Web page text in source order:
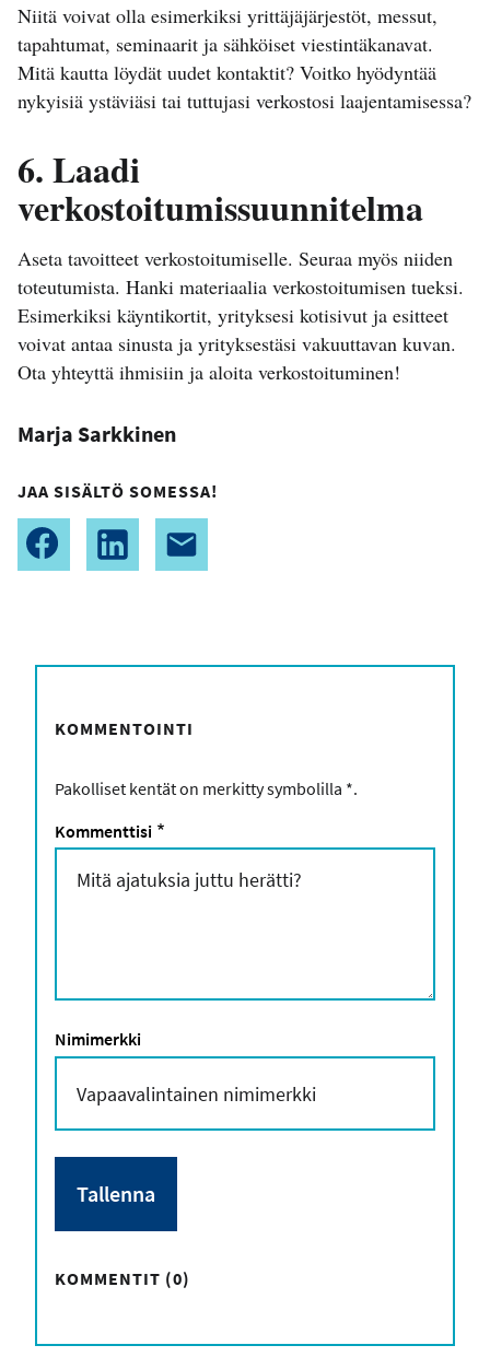
Niitä voivat olla esimerkiksi yrittäjäjärjestöt, messut,
tapahtumat, seminaarit ja sähköiset viestintäkanavat.
Mitä kautta löydät uudet kontaktit? Voitko hyödyntää
nykyisiä ystäviäsi tai tuttujasi verkostosi laajentamisessa?
6. Laadi
verkostoitumissuunnitelma
Aseta tavoitteet verkostoitumiselle. Seuraa myös niiden
toteutumista. Hanki materiaalia verkostoitumisen tueksi.
Esimerkiksi käyntikortit, yrityksesi kotisivut ja esitteet
voivat antaa sinusta ja yrityksestäsi vakuuttavan kuvan.
Ota yhteyttä ihmisiin ja aloita verkostoituminen!
Marja Sarkkinen
JAA SISÄLTÖ SOMESSA!
KOMMENTOINTI
Pakolliset kentät on merkitty symbolilla *.
Kommenttisi *
Nimimerkki
KOMMENTIT (0)